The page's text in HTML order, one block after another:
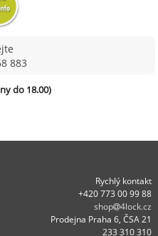
883
do 18.00)
Rychlý kontakt
+420 773 00 99 88
shop
4lock.cz
Prodejna Praha 6, ČSA 21
233 310 310